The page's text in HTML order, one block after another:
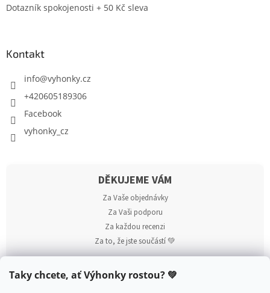
Taky chcete, ať Výhonky rostou? 💚
Dotazník spokojenosti + 50 Kč sleva
Kontakt
info@vyhonky.cz
+420605189306
Facebook
vyhonky_cz
DĚKUJEME VÁM
Za Vaše objednávky
Za Vaši podporu
Za každou recenzi
Za to, že jste součástí 💚